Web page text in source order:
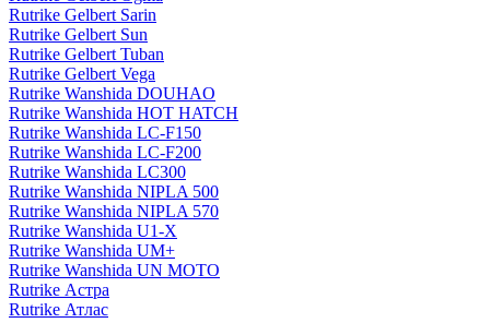
Rutrike Gelbert Sarin
Rutrike Gelbert Sun
Rutrike Gelbert Tuban
Rutrike Gelbert Vega
Rutrike Wanshida DOUHAO
Rutrike Wanshida HOT HATCH
Rutrike Wanshida LC-F150
Rutrike Wanshida LC-F200
Rutrike Wanshida LC300
Rutrike Wanshida NIPLA 500
Rutrike Wanshida NIPLA 570
Rutrike Wanshida U1-X
Rutrike Wanshida UM+
Rutrike Wanshida UN MOTO
Rutrike Астра
Rutrike Атлас